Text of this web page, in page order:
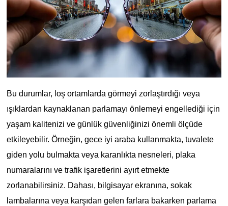
Bu durumlar, loş ortamlarda görmeyi zorlaştırdığı veya
ışıklardan kaynaklanan parlamayı önlemeyi engellediği için
yaşam kalitenizi ve günlük güvenliğinizi önemli ölçüde
etkileyebilir. Örneğin, gece iyi araba kullanmakta, tuvalete
giden yolu bulmakta veya karanlıkta nesneleri, plaka
numaralarını ve trafik işaretlerini ayırt etmekte
zorlanabilirsiniz. Dahası, bilgisayar ekranına, sokak
lambalarına veya karşıdan gelen farlara bakarken parlama